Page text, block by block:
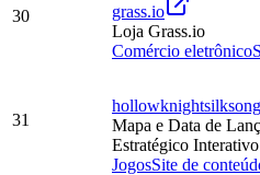
30
grass.io
Loja Grass.io
Comércio eletrônico
31
Mapa e Data de
Estratégico Interativo
JogosSite de